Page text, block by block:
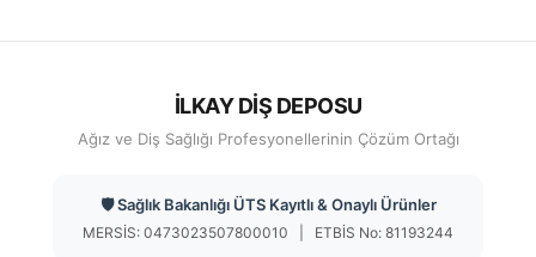
İLKAY DİŞ DEPOSU
Ağız ve Diş Sağlığı Profesyonellerinin Çözüm Ortağı
🛡️ Sağlık Bakanlığı ÜTS Kayıtlı & Onaylı Ürünler
MERSİS: 0473023507800010 | ETBİS No: 81193244